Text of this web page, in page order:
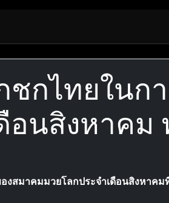
กไทยในก
อนสิงหาคม
สมาคมมวยโลกประจำเดือนสิงหาค